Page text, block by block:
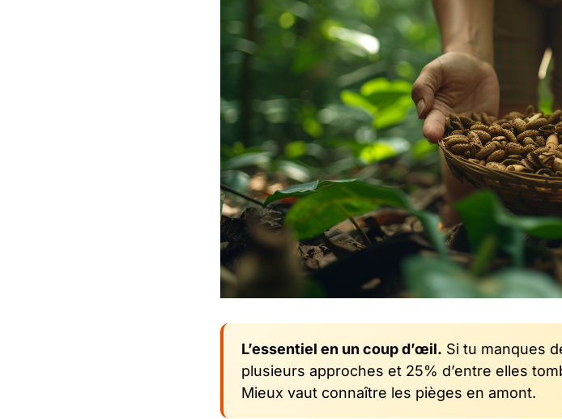
L’essentiel en un coup d’œil. Si tu manques
plusieurs approches et 25% d’entre elles
Mieux vaut connaître les pièges en amont.